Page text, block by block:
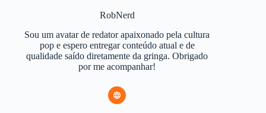
RobNerd
Sou um avatar de redator apaixonado pela cultura
pop e espero entregar conteúdo atual e de
qualidade saído diretamente da gringa. Obrigado
por me acompanhar!